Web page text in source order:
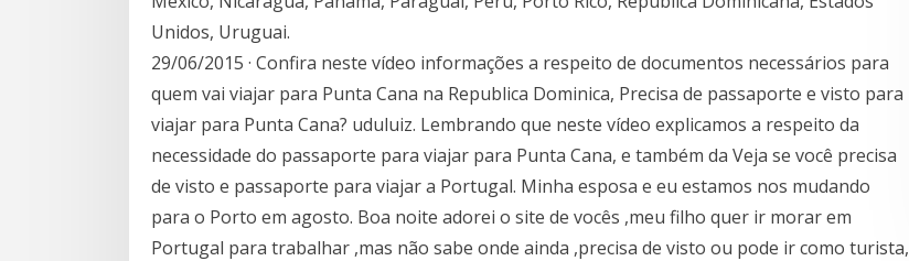
Unidos, Uruguai.
29/06/2015 · Confira neste vídeo informações a respeito de documentos necessários para
quem vai viajar para Punta Cana na Republica Dominica, Precisa de passaporte e visto para
viajar para Punta Cana? uduluiz. Lembrando que neste vídeo explicamos a respeito da
necessidade do passaporte para viajar para Punta Cana, e também da Veja se você precisa
de visto e passaporte para viajar a Portugal. Minha esposa e eu estamos nos mudando
para o Porto em agosto. Boa noite adorei o site de vocês ,meu filho quer ir morar em
Portugal para trabalhar ,mas não sabe onde ainda ,precisa de visto ou pode ir como turista,